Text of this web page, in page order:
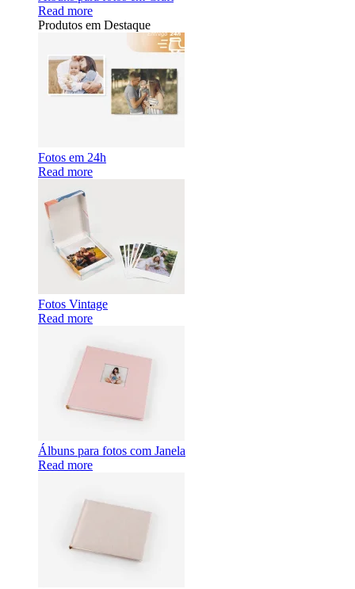
Read more
Produtos em Destaque
Fotos em 24h
Read more
Fotos Vintage
Read more
Álbuns para fotos com Janela
Read more